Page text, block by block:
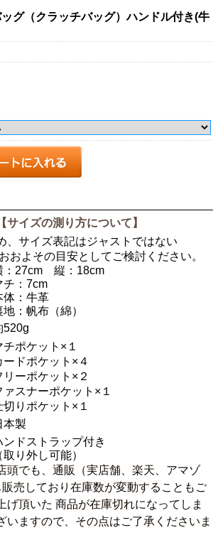
グ（クラッチバッグ）ハンドル付き(牛
【サイズの測り方について】
、サイズ表記はジャストではない
およその目安としてご検討ください。
27cm 縦：18cm
：7cm
：牛革
：帆布（綿）
ポケット×１
ドポケット×４
ーポケット×２
スナーポケット×１
りポケット×１
製
ドストラップ付き
り外し可能）
頭でも、通販（実店舗、楽天、アマゾ
売しており在庫数が変動することもご
げ頂いた 商品が在庫切れになってしま
いますので、その点はご了承くださいま